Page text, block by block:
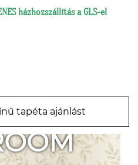
házhozszállítás a GLS-el
tapéta ajánlást